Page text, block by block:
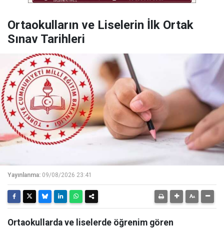
Ortaokulların ve Liselerin İlk Ortak
Sınav Tarihleri
Yayınlanma: 09/08/2026 23:41
Ortaokullarda ve liselerde öğrenim gören